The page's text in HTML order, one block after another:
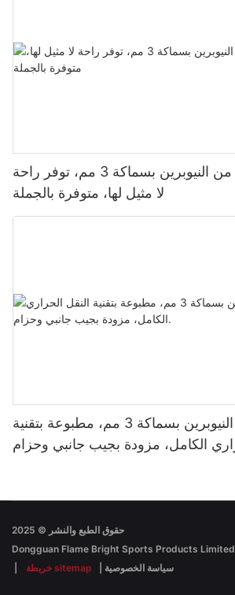
بدلة غطس فاخرة من النيوبرين بسماكة 3 مم، توفر راحة
لا مثيل لها، متوفرة بالجملة
حقيبة غداء من النيوبرين بسماكة 3 مم، مطبوعة بتقنية
خريطة sitemap سياسة الخصوصية